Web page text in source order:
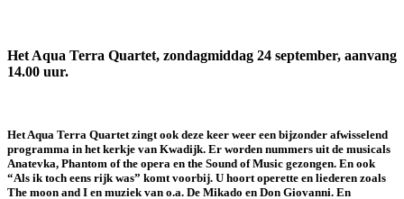
Het Aqua Terra Quartet, zondagmiddag 24 september, aanvang
14.00 uur.
Het Aqua Terra Quartet zingt ook deze keer weer een bijzonder afwisselend
programma in het kerkje van Kwadijk. Er worden nummers uit de musicals
Anatevka, Phantom of the opera en the Sound of Music gezongen. En ook
“Als ik toch eens rijk was” komt voorbij. U hoort operette en liederen zoals
The moon and I en muziek van o.a. De Mikado en Don Giovanni. En